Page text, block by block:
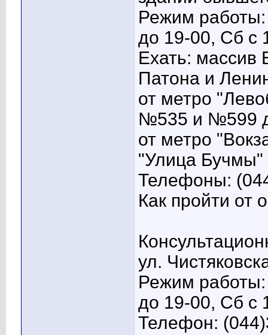
Режим
до 19-00, Сб с
Ехать: массив
Патона и
от метро
№535 и №599
от метро
"Улица Бучмы"
Телефоны:
Как пройти от
ул.
Режим
до 19-00, Сб с
Телефон: